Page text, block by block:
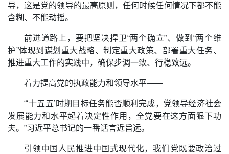
导，这是党的领导的最高原则，任何时候任何情况下都不能
含糊、不能动摇。
前进道路上，要把坚决捍卫“两个确立”、做到“两个维
护”体现到谋划重大战略、制定重大政策、部署重大任务、
推进重大工作的实践中，确保步调一致、行稳致远。
着力提高党的执政能力和领导水平——
“‘十五五’时期目标任务能否顺利完成，党领导经济社会
发展能力和水平起着决定性作用，全党要在这方面狠下功
夫。”习近平总书记的一番话言近旨远。
引领中国人民推进中国式现代化，我们党既要政治过